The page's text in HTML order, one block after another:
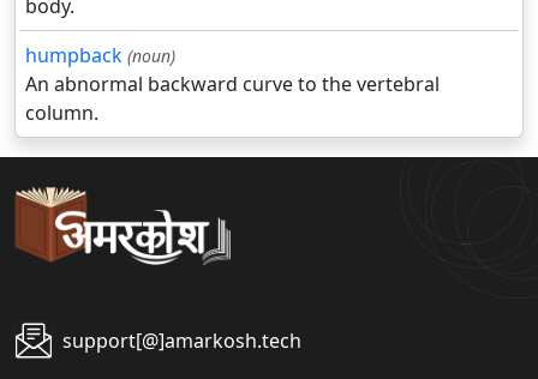
body.
humpback (noun)
An abnormal backward curve to the vertebral
column.
support[@]amarkosh.tech